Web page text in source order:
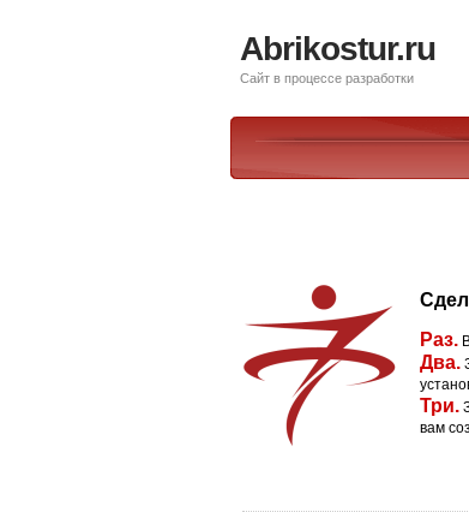
Abrikostur.ru
Сайт в процессе разработки
Раз.
Два.
Три.
вам